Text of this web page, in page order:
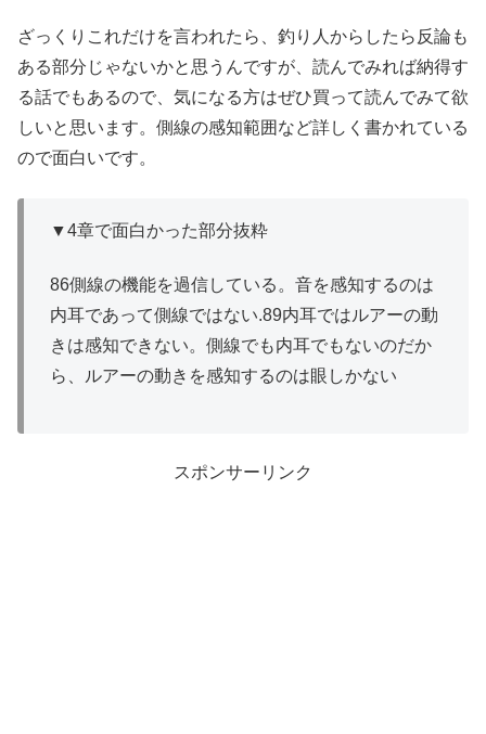
ざっくりこれだけを言われたら、釣り人からしたら反論も
ある部分じゃないかと思うんですが、読んでみれば納得す
る話でもあるので、気になる方はぜひ買って読んでみて欲
しいと思います。側線の感知範囲など詳しく書かれている
ので面白いです。
▼4章で面白かった部分抜粋
86側線の機能を過信している。音を感知するのは
内耳であって側線ではない.89内耳ではルアーの動
きは感知できない。側線でも内耳でもないのだか
ら、ルアーの動きを感知するのは眼しかない
スポンサーリンク